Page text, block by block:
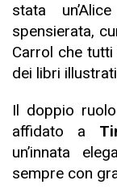
stata
spensierata,
Carrol che
dei libri
Il doppio
affidato a
un’innata
sempre con